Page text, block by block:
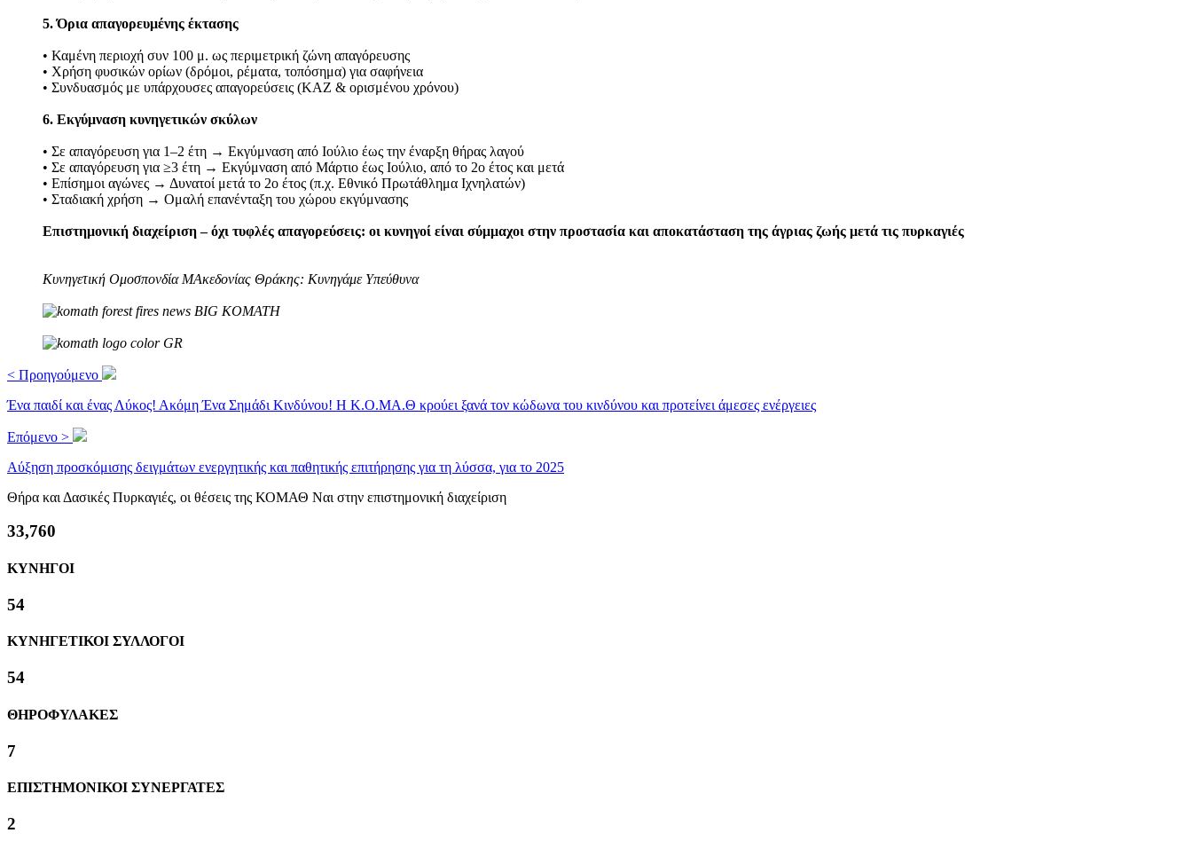
5. Όρια απαγορευμένης έκτασης
• Καμένη περιοχή συν 100 μ. ως περιμετρική ζώνη απαγόρευσης
• Χρήση φυσικών ορίων (δρόμοι, ρέματα, τοπόσημα) για σαφήνεια
• Συνδυασμός με υπάρχουσες απαγορεύσεις (ΚΑΖ & ορισμένου χρόνου)
6. Εκγύμναση κυνηγετικών σκύλων
• Σε απαγόρευση για 1–2 έτη → Εκγύμναση από Ιούλιο έως την έναρξη θήρας λαγού
• Σε απαγόρευση για ≥3 έτη → Εκγύμναση από Μάρτιο έως Ιούλιο, από το 2ο έτος και μετά
• Επίσημοι αγώνες → Δυνατοί μετά το 2ο έτος (π.χ. Εθνικό Πρωτάθλημα Ιχνηλατών)
• Σταδιακή χρήση → Ομαλή επανένταξη του χώρου εκγύμνασης
Επιστημονική διαχείριση – όχι τυφλές απαγορεύσεις: οι κυνηγοί είναι σύμμαχοι στην προστασία και αποκατάσταση της άγριας ζωής μετά τις πυρκαγιές
Κυνηγετική Ομοσπονδία ΜΑκεδονίας Θράκης: Κυνηγάμε Υπεύθυνα
< Προηγούμενο
Ένα παιδί και ένας Λύκος! Ακόμη Ένα Σημάδι Κινδύνου! Η Κ.Ο.ΜΑ.Θ κρούει ξανά τον κώδωνα του κινδύνου και προτείνει άμεσες ενέργειες
Επόμενο >
Αύξηση προσκόμισης δειγμάτων ενεργητικής και παθητικής επιτήρησης για τη λύσσα, για το 2025
Θήρα και Δασικές Πυρκαγιές, οι θέσεις της ΚΟΜΑΘ Ναι στην επιστημονική διαχείριση
39,604
ΚΥΝΗΓΟΙ
63
ΚΥΝΗΓΕΤΙΚΟΙ ΣΥΛΛΟΓΟΙ
63
ΘΗΡΟΦΥΛΑΚΕΣ
8
ΕΠΙΣΤΗΜΟΝΙΚΟΙ ΣΥΝΕΡΓΑΤΕΣ
2